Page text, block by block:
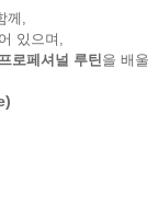
있으며,
로페셔널 루틴을 배울